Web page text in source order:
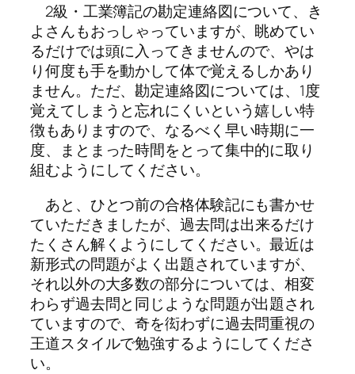
2級・工業簿記の勘定連絡図について、き
よさんもおっしゃっていますが、眺めてい
るだけでは頭に入ってきませんので、やは
り何度も手を動かして体で覚える しかあり
ません。ただ、勘定連絡図については、1度
覚えてしまうと忘れにくいという嬉しい特
徴もありますので、なるべく早い時期に一
度、まとまった時間をとって集中的に取り
組むようにしてください。
あと、ひとつ前の合格体験記にも書かせ
ていただきましたが、 過去問は出来るだけ
たくさん解く ようにしてください。最近は
新形式の問題がよく出題されていますが、
それ以外の大多数の部分については、相変
わらず過去問と同じような問題が出題され
ていますので、奇を衒わずに過去問重視の
王道スタイルで勉強するようにしてくださ
い。